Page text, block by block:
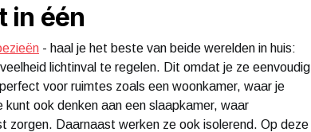
in één
- haal je het beste van beide werelden in huis:
lichtinval te regelen. Dit omdat je ze eenvoudig
voor ruimtes zoals een woonkamer, waar je
ook denken aan een slaapkamer, waar
zorgen. Daarnaast werken ze ook isolerend. Op deze